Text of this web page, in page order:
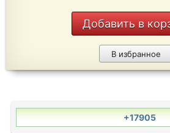
Добавить в
В избранное
+17905